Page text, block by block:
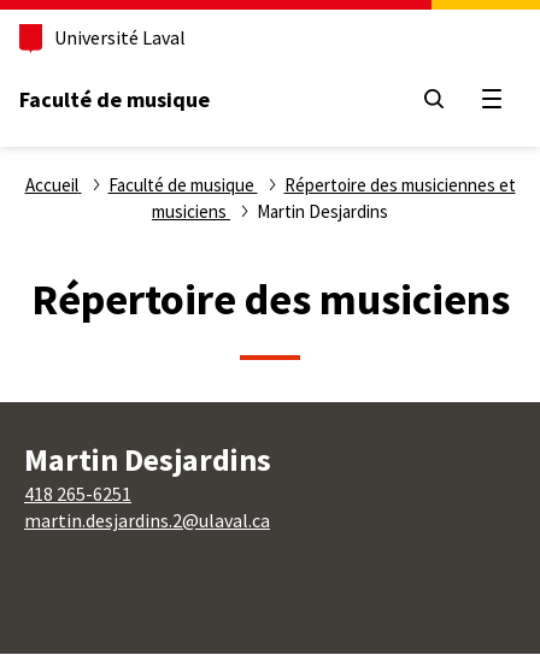
Aller
principal
Université Laval
Faculté de musique
Fil
Accueil Faculté de musique
Répertoire des musiciennes et
musiciens
Martin Desjardins
Répertoire des musiciens
Martin Desjardins
418 265-6251
martin.desjardins.2@ulaval.ca